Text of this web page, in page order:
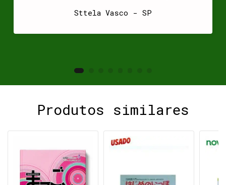
Sttela Vasco - SP
Produtos similares